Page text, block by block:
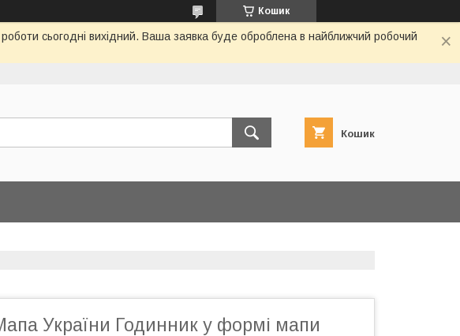
Кошик
сьогодні вихідний. Ваша заявка буде оброблена в найближчий робочий
Кошик
України Годинник у формі мапи